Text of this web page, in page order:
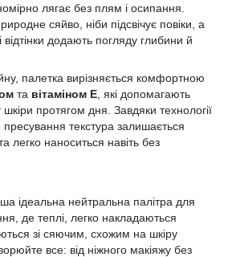
лягає без плям і осипання.
сяйво, ніби підсвічує повіки, а
відтінки додають погляду глибини й
палетка вирізняється комфортною
та вітаміном Е , які допомагають
протягом дня. Завдяки технології
текстура залишається
легко наноситься навіть без
ідеальна нейтральна палітра для
де теплі, легко накладаються
зі сяючим, схожим на шкіру
все: від ніжного макіяжу без